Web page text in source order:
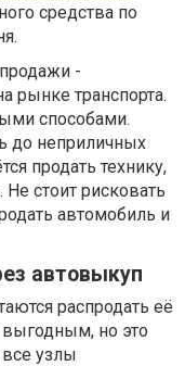
средства по
-
рынке транспорта.
способами.
до неприличных
продать технику,
стоит рисковать
автомобиль и
автовыкуп
распродать её
выгодным, но это
узлы